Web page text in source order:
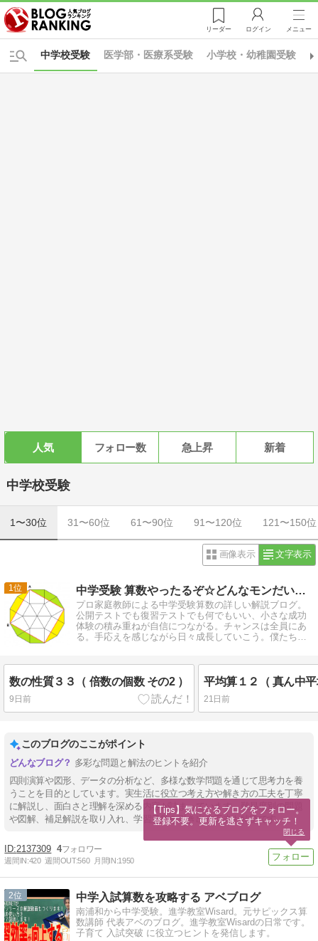
リーダー ログイン メニュー
医学部・医療系受験 小学校・幼稚園受験
中学校受験
人気 フォロー数 急上昇 新着
中学校受験
1〜30位 31〜60位 61〜90位 91〜120位 121〜150位
画像表示 文字表示
1 中学受験 算数やったるぞ☆どんなモンだい集 ver.3
プロ家庭教師による中学受験算数の詳しい解説ブログ。
公開テストでも復習テストでも何でもいい、小さな成功
体験の積み重ねが自信につながる。チャンスは全員にあ
る。手応えを感じながら日々成長していこう。僕たち大
数の性質３３（ 倍数の個数 その2 ）
9日前 21日前
このブログのここがポイント
多彩な問題と解法のヒントを紹介
四則演算や図形、データの分析など、多様な数学問題を通じて思考力を養
うことを目的としています。実生活に役立つ考え方や解き方の工夫を丁寧
に解説し、面白さと理解を深める内容が詰まっています。難易度別の問題
や図解、補足解説を取り入れ、学習意欲を引き出す工夫も特徴です。
2137309 4
週間IN:420 週間OUT:560 月間IN:1950
2 中学入試算数を攻略する アベブログ
南浦和から中学受験。進学教室Wisard。元サピックス算
数講師 代表アベのブログ。進学教室Wisardの日常です。
子育て 入試突破 に役立つヒントを発信します。
【Tips】気になるブログをフォロー。
登録不要。更新を逃さずキャッチ！
閉じる